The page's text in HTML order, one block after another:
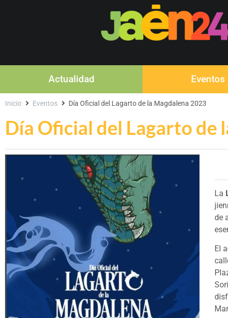
Actualidad Eventos
Día Oficial del Lagarto de
Inicio Eventos Día Oficial del Lagarto de la Magdalena 2023
La
de
El